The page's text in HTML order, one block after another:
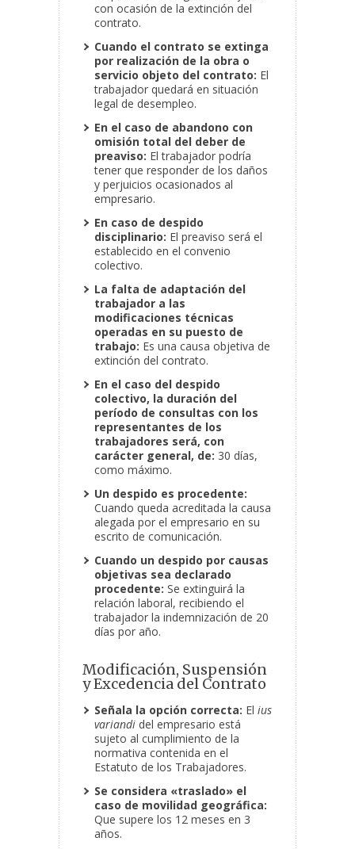
con ocasión de la extinción del
contrato.
Cuando el contrato se extinga
por realización de la obra o
servicio objeto del contrato: El
trabajador quedará en situación
legal de desempleo.
En el caso de abandono con
omisión total del deber de
preaviso: El trabajador podría
tener que responder de los daños
y perjuicios ocasionados al
empresario.
En caso de despido
disciplinario: El preaviso será el
establecido en el convenio
colectivo.
La falta de adaptación del
trabajador a las
modificaciones técnicas
operadas en su puesto de
trabajo: Es una causa objetiva de
extinción del contrato.
En el caso del despido
colectivo, la duración del
período de consultas con los
representantes de los
trabajadores será, con
carácter general, de: 30 días,
como máximo.
Un despido es procedente:
Cuando queda acreditada la causa
alegada por el empresario en su
escrito de comunicación.
Cuando un despido por causas
objetivas sea declarado
procedente: Se extinguirá la
relación laboral, recibiendo el
trabajador la indemnización de 20
días por año.
Modificación, Suspensión
y Excedencia del Contrato
Señala la opción correcta: El ius
variandi del empresario está
sujeto al cumplimiento de la
normativa contenida en el
Estatuto de los Trabajadores.
Se considera «traslado» el
caso de movilidad geográfica:
Que supere los 12 meses en 3
años.